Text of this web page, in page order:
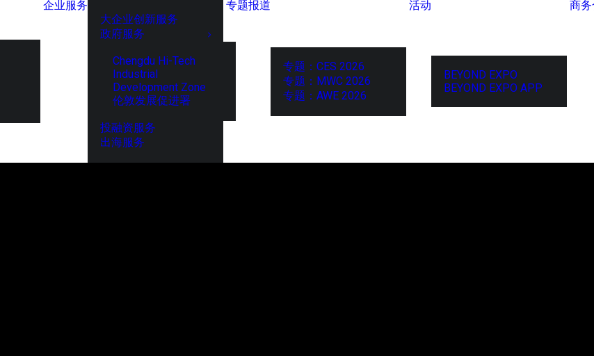
企业服务
大企业创新服务
政府服务
Chengdu Hi-Tech
Industrial
Development Zone
伦敦发展促进署
投融资服务
出海服务
专题报道
专题：CES 2026
专题：MWC 2026
专题：AWE 2026
活动
BEYOND EXPO
BEYOND EXPO APP
商